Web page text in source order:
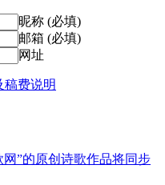
昵称 (必填)
邮箱 (必填)
网址
”的原创诗歌作品将同步